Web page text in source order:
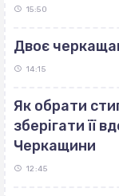
15:50
Двоє
14:15
Як обрати
зберігати її
Черкащини
12:45